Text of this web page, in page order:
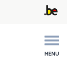
MENU